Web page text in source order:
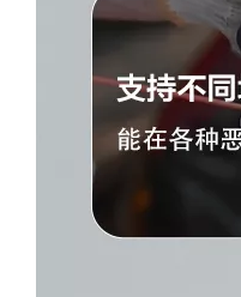
DS-B011-C